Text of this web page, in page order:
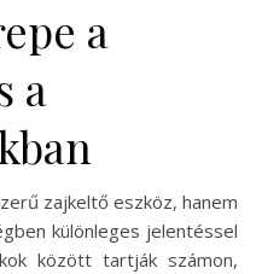
a
a
zajkeltő eszköz, hanem
különleges jelentéssel
között tartják számon,